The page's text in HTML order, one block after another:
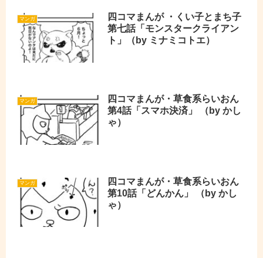
マンガ
四コマまんが ・くい子とまち子
第七話「モンスタークライアン
ト」（by ミナミコトエ）
マンガ
四コマまんが・草食系らいおん
第4話「スマホ決済」 （by かし
ゃ）
マンガ
四コマまんが・草食系らいおん
第10話「どんかん」 （by かし
ゃ）